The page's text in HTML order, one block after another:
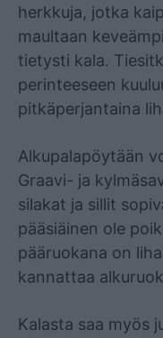
herkkuja, jotka
maultaan
tietysti kala.
perinteeseen
pitkäperjantaina
Alkupalapöytään
Graavi- ja
silakat ja sillit
pääsiäinen ole
pääruokana on
kannattaa
Kalasta saa myös